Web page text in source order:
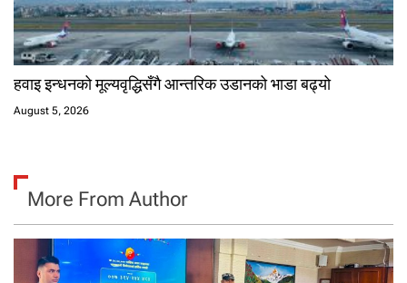
हवाइ इन्धनको मूल्यवृद्धिसँगै आन्तरिक उडानको भाडा बढ्यो
August 5, 2026
More From Author